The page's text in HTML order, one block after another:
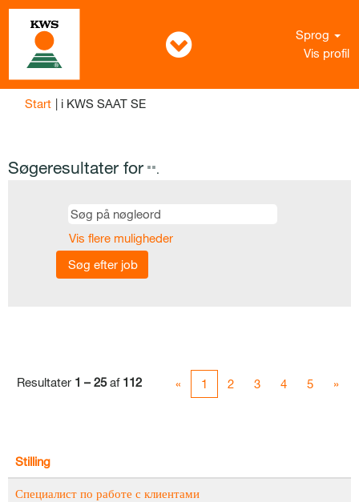
Sprog
Vis profil
Start | i KWS SAAT SE(aktuel
Søgeresultater for "".
Vis flere muligheder
Resultater 1 – 25af 112 « 1 2 3 4 5 »
Stilling
Специалист по работе с клиентами